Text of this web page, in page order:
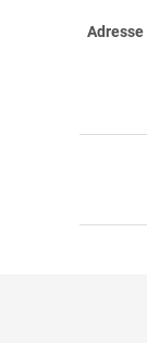
Adresse